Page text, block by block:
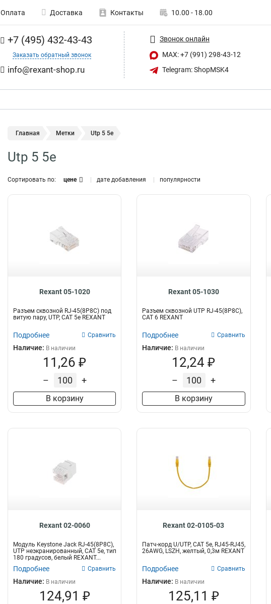
Оплата Доставка Контакты 10.00 - 18.00
+7 (495) 432-43-43
Заказать обратный звонок
info@rexant-shop.ru
Звонок онлайн
MAX: +7 (991) 298-43-12
Telegram: ShopMSK4
Главная Метки Utp 5 5e
Utp 5 5e
Сортировать по: цене дате добавления популярности
Rexant 05-1020
Разъем cквозной RJ-45(8P8C) под
витую пару, UTP, CAT 5e REXANT
Подробнее Сравнить
Наличие: В наличии
11,26 ₽
– +
В корзину
Rexant 05-1030
Разъем cквозной UTP RJ-45(8P8C),
CAT 6 REXANT
Подробнее Сравнить
Наличие: В наличии
12,24 ₽
– +
В корзину
Rexant 02-0060
Модуль Keystone Jack RJ-45(8P8C),
UTP неэкранированный, CAT 5e, тип
180 градусов, белый REXANT...
Подробнее Сравнить
Наличие: В наличии
124,91 ₽
Rexant 02-0105-03
Патч-корд U/UTP, CAT 5e, RJ45-RJ45,
26AWG, LSZH, желтый, 0,3м REXANT
Подробнее Сравнить
Наличие: В наличии
125,11 ₽